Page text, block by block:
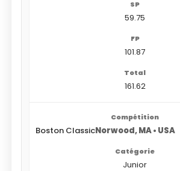
59.75
101.87
161.62
Boston ClassicNorwood, MA • USA
Junior